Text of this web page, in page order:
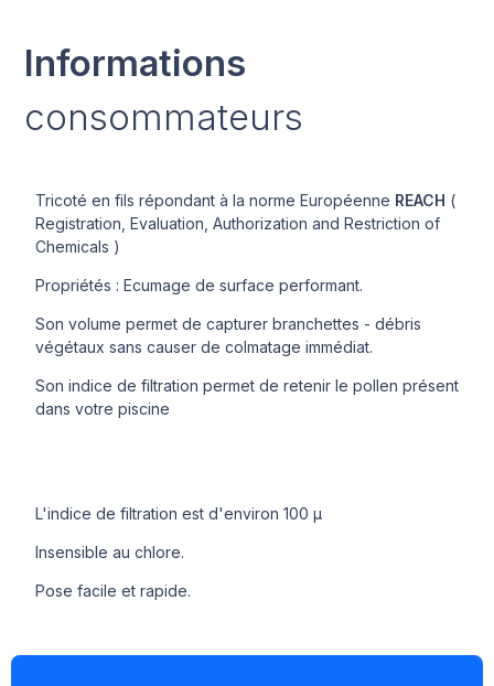
Informations
consommateurs
Tricoté en fils répondant à la norme Européenne REACH (
Registration, Evaluation, Authorization and Restriction of
Chemicals )
Propriétés : Ecumage de surface performant.
Son volume permet de capturer branchettes - débris
végétaux sans causer de colmatage immédiat.
Son indice de filtration permet de retenir le pollen présent
dans votre piscine
L'indice de filtration est d'environ 100 µ
Insensible au chlore.
Pose facile et rapide.